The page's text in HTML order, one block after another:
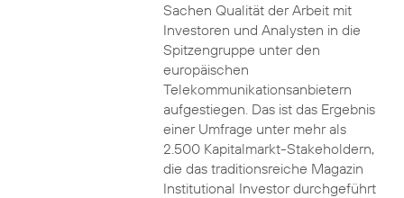
Sachen Qualität der Arbeit mit
Investoren und Analysten in die
Spitzengruppe unter den
europäischen
Telekommunikationsanbietern
aufgestiegen. Das ist das Ergebnis
einer Umfrage unter mehr als
2.500 Kapitalmarkt-Stakeholdern,
die das traditionsreiche Magazin
Institutional Investor durchgeführt